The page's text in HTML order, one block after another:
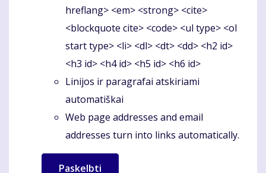
hreflang> <em> <strong> <cite>
<blockquote cite> <code> <ul type> <ol
start type> <li> <dl> <dt> <dd> <h2 id>
<h3 id> <h4 id> <h5 id> <h6 id>
Linijos ir paragrafai atskiriami
automatiškai
Web page addresses and email
addresses turn into links automatically.